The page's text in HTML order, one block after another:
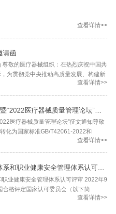
查看详情>>
请函
尊敬的医疗器械组织：在热烈庆祝中国共
为贯彻党中央推动高质量发展、构建新
月12日YY/T0287/ISO13485转化为国家
2016《医疗器械 质量管理体系 用于法
对医疗器械的应用》，交流分享多年来
和成果，加强医疗器械生命周期质量管
进质量管理变革创新发展，提高医疗器
子股份有限公司、上海微创医疗器械
械有限公司、上海联影医疗科技股份有
公司、康泰医学系统（秦皇岛）股份有
北京谊安医疗系统股份有限公司、施乐
疗器械股份有限公司、北京品驰医疗设
司、中国医疗器械有限公司、健帆生物
查看详情>>
ISO13485升国家标准课题研究暨“2022医疗器械质量管理论坛”征文通知
医疗器械质量管理论坛”征文通知尊敬
化为国家标准GB/T42061-2022和
2022，交流分享多年以来贯彻
，加强医疗器械生命周期质量管理，探
基础性、战略性的引领作用和对医疗器
组织管理水平，保障医疗器械安全有
深圳迈瑞生物医疗电子股份有限公司、
上海西门子医疗器械有限公司、上海联
查看详情>>
CMD顺利通过CNAS环境管理体系和职业健康安全管理体系认可评审
业健康安全管理体系认可评审 2022年9
合格评定国家认可委员会（以下简
康安全管理体系认可的现场见证评审。
查看详情>>